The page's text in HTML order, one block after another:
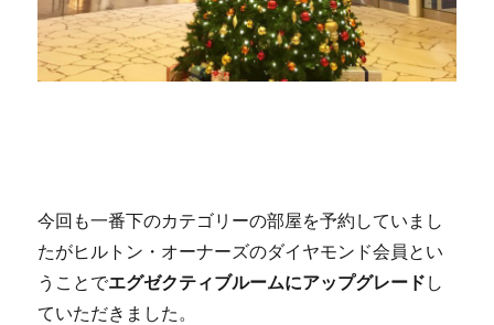
今回も一番下のカテゴリーの部屋を予約していまし
たがヒルトン・オーナーズのダイヤモンド会員とい
うことでエグゼクティブルームにアップグレード し
ていただきました。